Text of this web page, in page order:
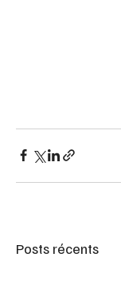
Posts récents